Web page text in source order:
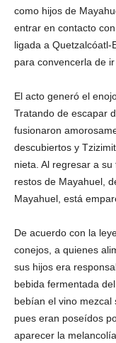
como hijos de
entrar en contacto
ligada a
para convencerla de
El acto generó el
Tratando de escapar
fusionaron
descubiertos y
nieta. Al regresar a
restos de Mayahuel,
Mayahuel, está
De acuerdo con la
conejos, a quienes
sus hijos era
bebida fermentada
bebían el vino mezcal
pues eran poseídos
aparecer la